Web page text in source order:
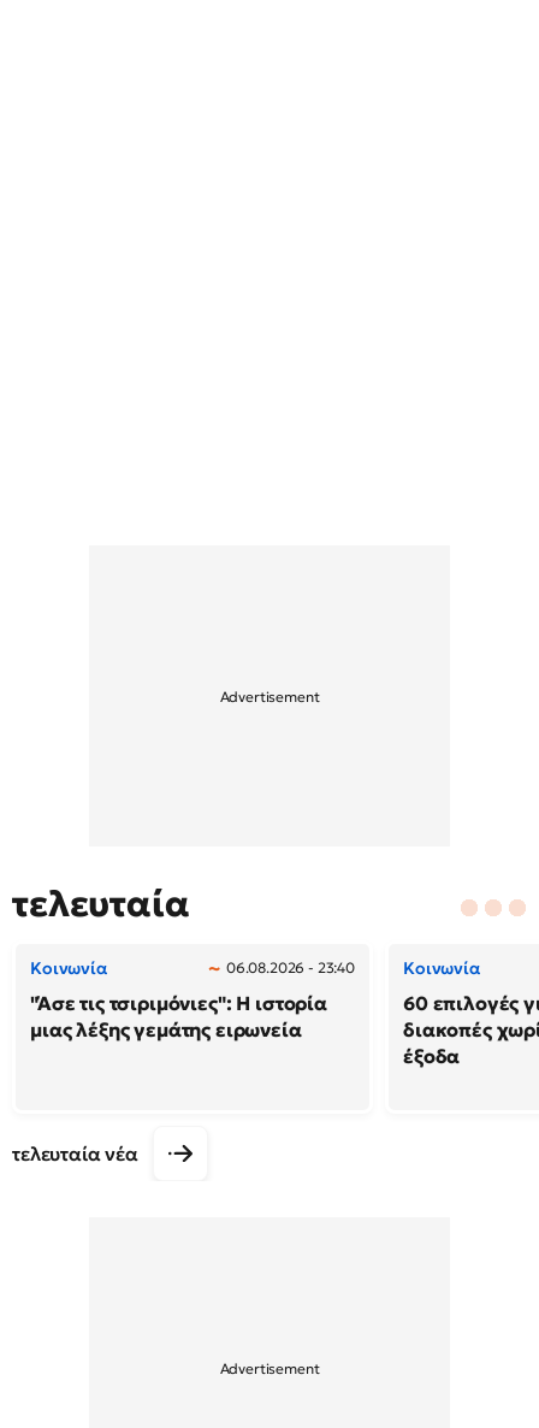
τελευταία
Κοινωνία 06.08.2026 - 23:40
"Άσε τις τσιριμόνιες": Η ιστορία
μιας λέξης γεμάτης ειρωνεία
Κοινωνία
60 επιλογές
διακοπές
έξοδα
τελευταία νέα